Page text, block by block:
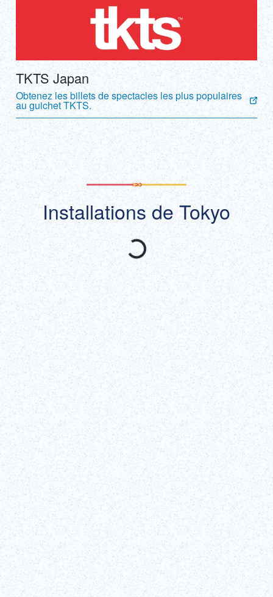
TKTS Japan
Obtenez les billets de spectacles les plus populaires
au guichet TKTS.
Installations de Tokyo
Recommandé
©Edo-Tokyo Museum
Voir tous les détails
Visiter le site Web